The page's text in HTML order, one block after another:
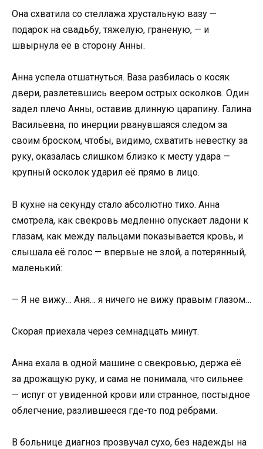
Она схватила со стеллажа хрустальную вазу —
подарок на свадьбу, тяжелую, граненую, — и
швырнула её в сторону Анны.
Анна успела отшатнуться. Ваза разбилась о косяк
двери, разлетевшись веером острых осколков. Один
задел плечо Анны, оставив длинную царапину. Галина
Васильевна, по инерции рванувшаяся следом за
своим броском, чтобы, видимо, схватить невестку за
руку, оказалась слишком близко к месту удара —
крупный осколок ударил её прямо в лицо.
В кухне на секунду стало абсолютно тихо. Анна
смотрела, как свекровь медленно опускает ладони к
глазам, как между пальцами показывается кровь, и
слышала её голос — впервые не злой, а потерянный,
маленький:
— Я не вижу… Аня… я ничего не вижу правым глазом…
Скорая приехала через семнадцать минут.
Анна ехала в одной машине с свекровью, держа её
за дрожащую руку, и сама не понимала, что сильнее
— испуг от увиденной крови или странное, постыдное
облегчение, разлившееся где-то под ребрами.
В больнице диагноз прозвучал сухо, без надежды на